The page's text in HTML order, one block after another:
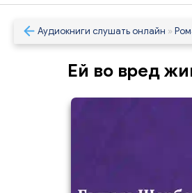
Аудиокниги слушать онлайн »
Ей во вред